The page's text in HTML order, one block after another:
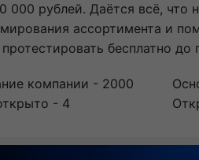
000 рублей. Даётся всё, что
ассортимента и
бесплатно до
компании - 2000
- 4